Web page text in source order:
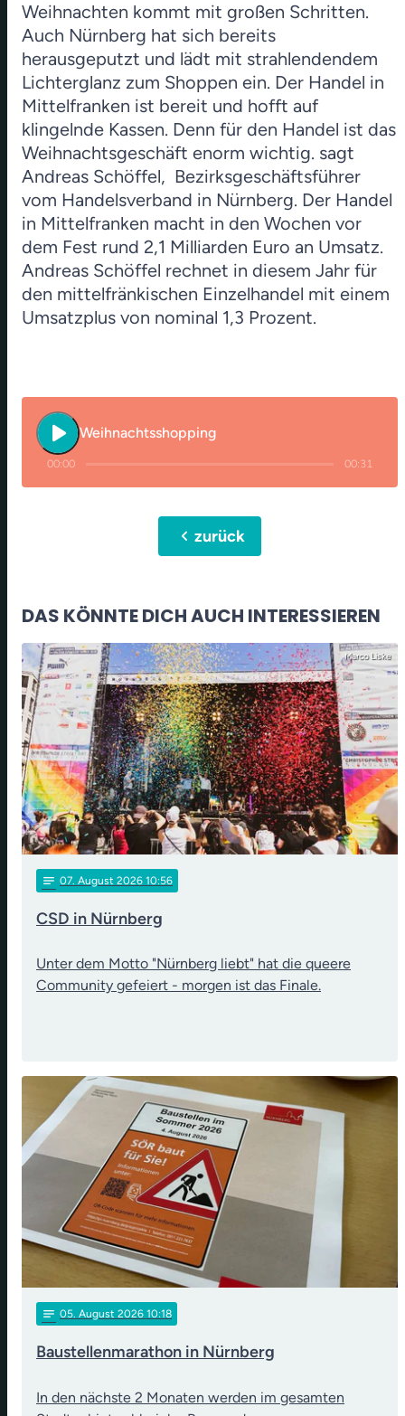
Weihnachten kommt mit großen Schritten.
Auch Nürnberg hat sich bereits
herausgeputzt und lädt mit strahlendendem
Lichterglanz zum Shoppen ein. Der Handel in
Mittelfranken ist bereit und hofft auf
klingelnde Kassen. Denn für den Handel ist das
Weihnachtsgeschäft enorm wichtig. sagt
Andreas Schöffel, Bezirksgeschäftsführer
vom Handelsverband in Nürnberg. Der Handel
in Mittelfranken macht in den Wochen vor
dem Fest rund 2,1 Milliarden Euro an Umsatz.
Andreas Schöffel rechnet in diesem Jahr für
den mittelfränkischen Einzelhandel mit einem
Umsatzplus von nominal 1,3 Prozent.
play_arrow Weihnachtsshopping
00:00 00:31
chevron_leftzurück
DAS KÖNNTE DICH AUCH INTERESSIEREN
Marco Liske
notes 07. August 2026 10:56
CSD in Nürnberg
Unter dem Motto "Nürnberg liebt" hat die queere
Community gefeiert - morgen ist das Finale.
notes 05. August 2026 10:18
Baustellenmarathon in Nürnberg
In den nächste 2 Monaten werden im gesamten